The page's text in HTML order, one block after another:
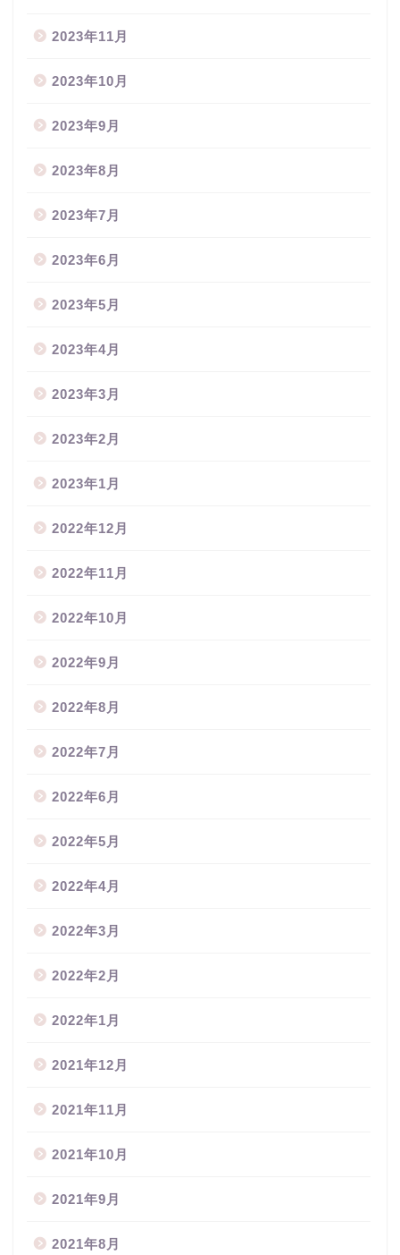
2023年11月
2023年10月
2023年9月
2023年8月
2023年7月
2023年6月
2023年5月
2023年4月
2023年3月
2023年2月
2023年1月
2022年12月
2022年11月
2022年10月
2022年9月
2022年8月
2022年7月
2022年6月
2022年5月
2022年4月
2022年3月
2022年2月
2022年1月
2021年12月
2021年11月
2021年10月
2021年9月
2021年8月